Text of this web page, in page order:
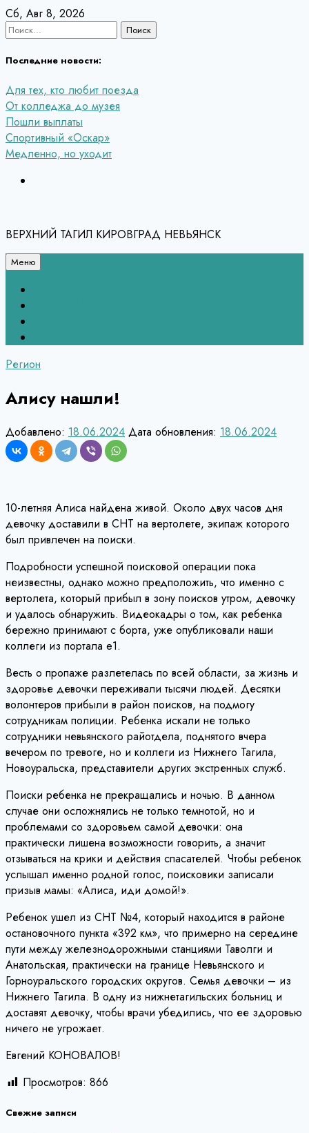
Перейти
к
Сб, Авг 8, 2026
Найти:
Последние новости:
Для тех, кто любит поезда
От колледжа до музея
Пошли выплаты
Спортивный «Оскар»
Медленно, но уходит
ВЕРХНИЙ ТАГИЛ КИРОВГРАД НЕВЬЯНСК
Меню
Регион
Алису нашли!
Добавлено: 18.06.2024 Дата обновления: 18.06.2024
10-летняя Алиса найдена живой. Около двух часов дня
девочку доставили в СНТ на вертолете, экипаж которого
был привлечен на поиски.
Подробности успешной поисковой операции пока
неизвестны, однако можно предположить, что именно с
вертолета, который прибыл в зону поисков утром, девочку
и удалось обнаружить. Видеокадры о том, как ребенка
бережно принимают с борта, уже опубликовали наши
коллеги из портала e1.
Весть о пропаже разлетелась по всей области, за жизнь и
здоровье девочки переживали тысячи людей. Десятки
волонтеров прибыли в район поисков, на подмогу
сотрудникам полиции. Ребенка искали не только
сотрудники невьянского райотдела, поднятого вчера
вечером по тревоге, но и коллеги из Нижнего Тагила,
Новоуральска, представители других экстренных служб.
Поиски ребенка не прекращались и ночью. В данном
случае они осложнялись не только темнотой, но и
проблемами со здоровьем самой девочки: она
практически лишена возможности говорить, а значит
отзываться на крики и действия спасателей. Чтобы ребенок
услышал именно родной голос, поисковики записали
призыв мамы: «Алиса, иди домой!».
Ребенок ушел из СНТ №4, который находится в районе
остановочного пункта «392 км», что примерно на середине
пути между железнодорожными станциями Таволги и
Анатольская, практически на границе Невьянского и
Горноуральского городских округов. Семья девочки – из
Нижнего Тагила. В одну из нижнетагильских больниц и
доставят девочку, чтобы врачи убедились, что ее здоровью
ничего не угрожает.
Евгений КОНОВАЛОВ!
Просмотров: 866
Свежие записи